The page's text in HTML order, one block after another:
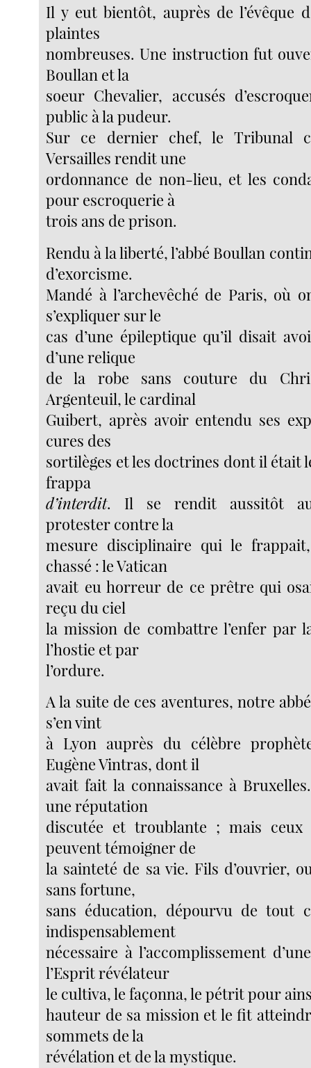
Il y eut bientôt, auprès de l’évêque
plaintes
nombreuses. Une instruction fut
Boullan et la
soeur Chevalier, accusés
public à la pudeur.
Sur ce dernier chef, le Tribunal
Versailles rendit une
ordonnance de non-lieu, et les
pour escroquerie à
trois ans de prison.
Rendu à la liberté, l’abbé Boullan
d’exorcisme.
Mandé à l’archevêché de Paris, où
s’expliquer sur le
cas d’une épileptique qu’il disait
d’une relique
de la robe sans couture du
Argenteuil, le cardinal
Guibert, après avoir entendu ses
cures des
sortilèges et les doctrines dont il était
frappa
d’interdit. Il se rendit aussitôt
protester contre la
mesure disciplinaire qui le
chassé : le Vatican
avait eu horreur de ce prêtre qui
reçu du ciel
la mission de combattre l’enfer par
l’hostie et par
l’ordure.
A la suite de ces aventures, notre
s’en vint
à Lyon auprès du célèbre
Eugène Vintras, dont il
avait fait la connaissance à
une réputation
discutée et troublante ; mais ceux
peuvent témoigner de
la sainteté de sa vie. Fils d’ouvrier,
sans fortune,
sans éducation, dépourvu de tout
indispensablement
nécessaire à l’accomplissement
l’Esprit révélateur
le cultiva, le façonna, le pétrit pour
hauteur de sa mission et le fit
sommets de la
révélation et de la mystique.